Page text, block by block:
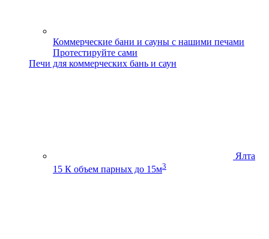
Коммерческие бани и сауны с нашими печами
Протестируйте сами
Печи для коммерческих бань и саун
Ялта
15 К объем парных до 15м3